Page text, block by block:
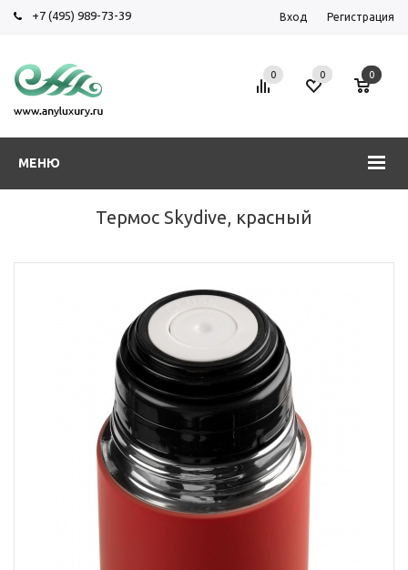
+7 (495) 989-73-39 Вход Регистрация
МЕНЮ
0 0 0
Термос Skydive, красный